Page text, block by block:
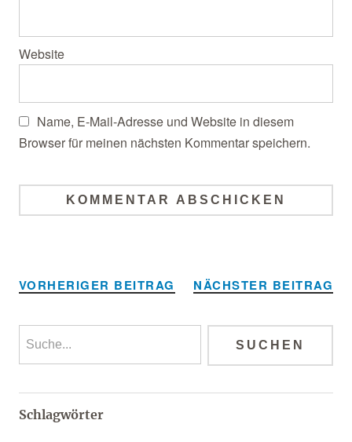
Website
Name, E-Mail-Adresse und Website in diesem
Browser für meinen nächsten Kommentar speichern.
VORHERIGER BEITRAG NÄCHSTER BEITRAG
Schlagwörter